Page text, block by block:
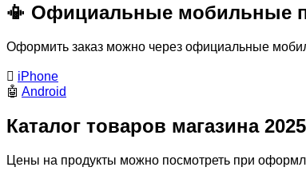
📳 Официальные мобильные
Оформить заказ можно через официальные
 iPhone
🤖 Android
Каталог товаров магазина 2025
Цены на продукты можно посмотреть при